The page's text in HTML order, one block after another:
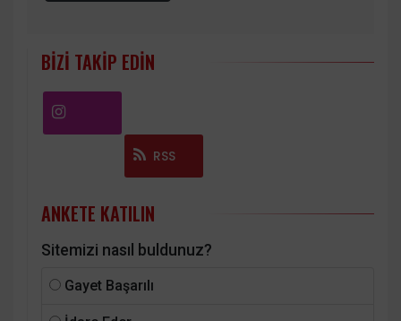
BIZI TAKIP EDIN
RSS
ANKETE KATILIN
Sitemizi nasıl buldunuz?
Gayet Başarılı